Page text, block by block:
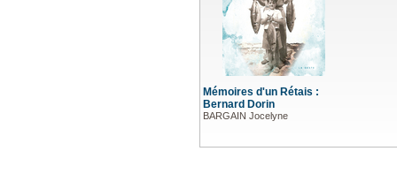
Mémoires d'un Rétais :
Bernard Dorin
BARGAIN Jocelyne